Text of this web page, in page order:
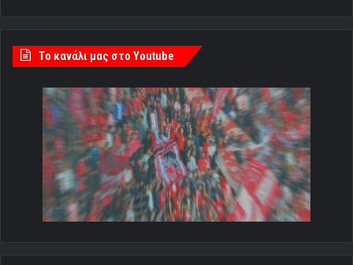
Tο κανάλι μας στο Youtube